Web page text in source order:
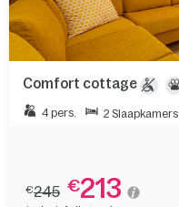
Comfort cottage
4 pers. 2 Slaapkamers
€245 €213